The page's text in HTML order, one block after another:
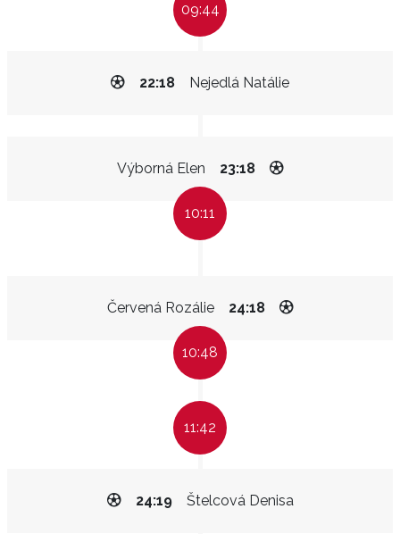
09:44
Nejedlá Natálie
22:18
Výborná Elen 23:18
10:11
Červená Rozálie 24:18
10:48
11:42
Štelcová Denisa
24:19